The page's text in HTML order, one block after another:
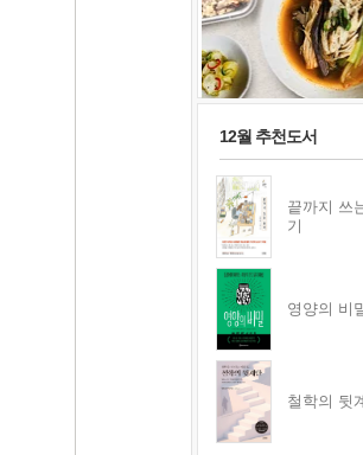
12월 추천도서
끝까지 쓰
기
영양의 비
철학의 뒷